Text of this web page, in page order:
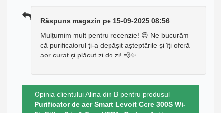
Răspuns magazin pe 15-09-2025 08:56
Mulțumim mult pentru recenzie! 😍 Ne bucurăm
că purificatorul ți-a depășit așteptările și îți oferă
aer curat și plăcut zi de zi! 💨✨
Opinia clientului Alina din B pentru produsul
Purificator de aer Smart Levoit Core 300S Wi-